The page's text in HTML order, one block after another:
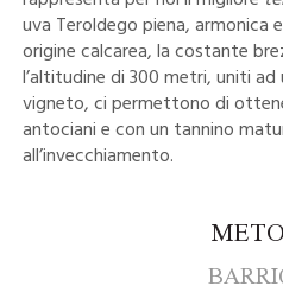
uva Teroldego piena, armonica
origine calcarea, la costante
l’altitudine di 300 metri, uniti
vigneto, ci permettono di
antociani e con un tannino
all’invecchiamento.